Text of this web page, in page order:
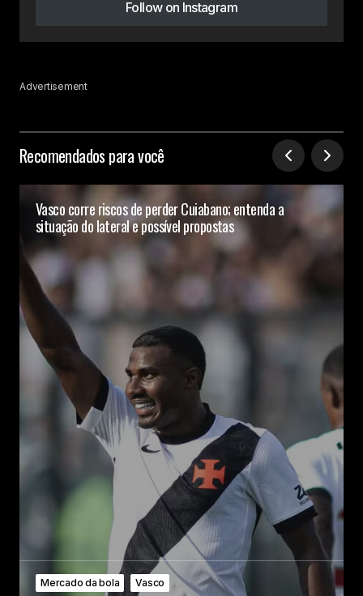
Follow on Instagram
Advertisement
Recomendados para você
Vasco corre riscos de perder Cuiabano; entenda a
situação do lateral e possível propostas
Mercado da bola
Vasco